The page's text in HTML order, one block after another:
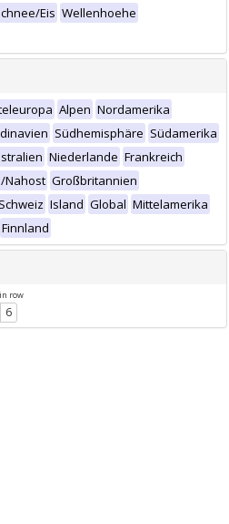
Eis Wellenhoehe
Alpen Nordamerika
Südhemisphäre Südamerika
Niederlande Frankreich
Nahost Großbritannien
Schweiz Island Global Mittelamerika
Finnland
row
6